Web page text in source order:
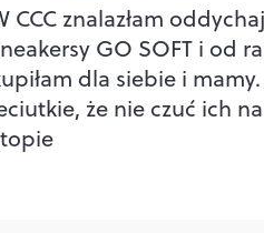
CCC znalazłam
GO SOFT i od
dla siebie i mamy.
że nie czuć ich na